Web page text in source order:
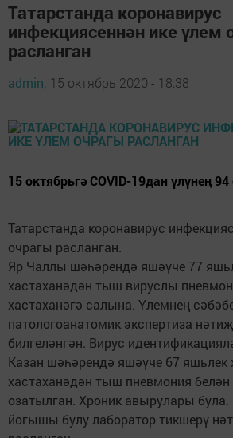
Татарстанда коронавирус
инфекциясеннән ике үлем
расланган
admin, 15 октябрь 2020 - 18:38
15 октябрьгә COVID-19дан үлүнең
Татарстанда коронавирус
очрагы расланган.
Яр Чаллы шәһәрендә яшәүче 77
хастаханәдән тыш вируслы
хастаханәгә салына. Үлемнең
патологоанатомик экспертиза
билгеләнгән. Вирус
Казан шәһәрендә яшәүче 67 яшьлек
хастаханәдән тыш пневмония белән
озатылган. Хроник авырулары була.
йогышы булу лаборатор тикшерү